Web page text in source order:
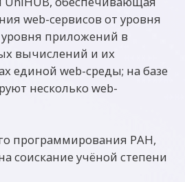
web-сервисов от уровня
приложений в
вычислений и их
единой web-среды; на базе
несколько web-
программирования РАН,
соискание учёной степени